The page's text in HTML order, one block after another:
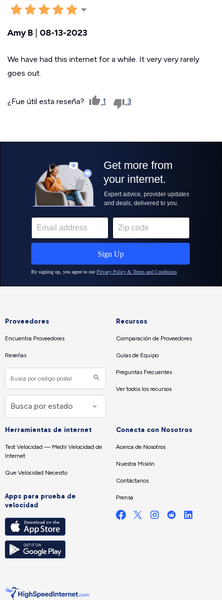
Amy B | 08-13-2023
We have had this internet for a while. It very very rarely
goes out.
¿Fue útil esta reseña? 1 3
Proveedores
Encuentra Proveedores
Reseñas
Recursos
Comparación de Proveedores
Guías de Equipo
Preguntas Frecuentes
Ver todos los recursos
Herramientas de internet
Test Velocidad — Medir Velocidad de
Internet
Que Velocidad Necesito
Apps para prueba de
velocidad
Conecta con Nosotros
Acerca de Nosotros
Nuestra Misión
Contáctanos
Prensa